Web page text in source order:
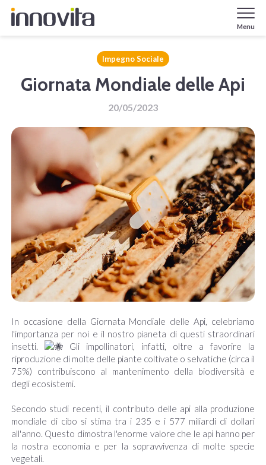
Menu
Impegno Sociale
Giornata Mondiale delle Api
20/05/2023
In occasione della Giornata Mondiale delle Api, celebriamo
l'importanza per noi e il nostro pianeta di questi straordinari
insetti.
Gli impollinatori, infatti, oltre a favorire la
riproduzione di molte delle piante coltivate o selvatiche (circa il
75%) contribuiscono al mantenimento della biodiversità e
degli ecosistemi.
Secondo studi recenti, il contributo delle api alla produzione
mondiale di cibo si stima tra i 235 e i 577 miliardi di dollari
all'anno. Questo dimostra l'enorme valore che le api hanno per
la nostra economia e per la sopravvivenza di molte specie
vegetali.